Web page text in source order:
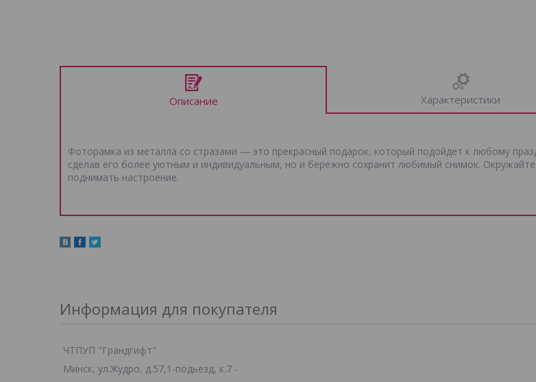
Описание Характеристики
Фоторамка из металла со стразами — это прекрасный подарок, который подойдет к любому
сделав его более уютным и индивидуальным, но и бережно сохранит любимый снимок.
поднимать настроение.
Информация для покупателя
ЧТПУП "Грандгифт"
Минск, ул.Жудро, д.57,1-подьезд, к.7 -